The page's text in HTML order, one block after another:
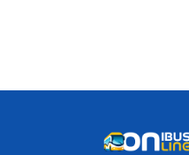
Espírito Santo